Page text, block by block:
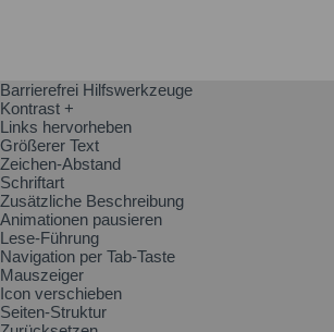
Barrierefrei Hilfswerkzeuge
Kontrast +
Links hervorheben
Größerer Text
Zeichen-Abstand
Schriftart
Zusätzliche Beschreibung
Animationen pausieren
Lese-Führung
Navigation per Tab-Taste
Mauszeiger
Icon verschieben
Seiten-Struktur